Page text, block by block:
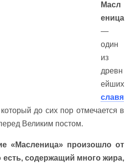
Масл
еница
—
один
из
древн
ейших
славя
до сих пор отмечается в
Великим постом.
«Масленица» произошло от
есть, содержащий много жира,